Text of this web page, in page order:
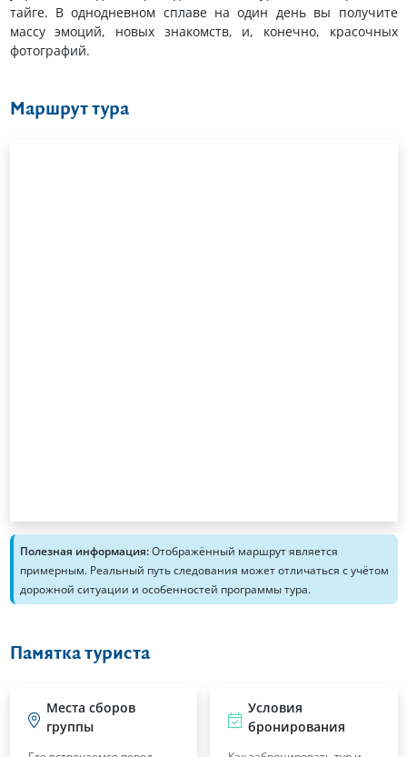
тайге. В однодневном сплаве на один день вы получите
массу эмоций, новых знакомств, и, конечно, красочных
фотографий.
Маршрут тура
Полезная информация:Отображённый маршрут является
примерным. Реальный путь следования может отличаться с учётом
дорожной ситуации и особенностей программы тура.
Памятка туриста
Места сборов
группы
Условия
бронирования